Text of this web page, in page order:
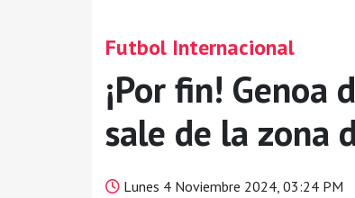
Futbol Internacional
¡Por fin! Genoa
sale de la zona
Lunes 4 Noviembre 2024, 03:24 PM